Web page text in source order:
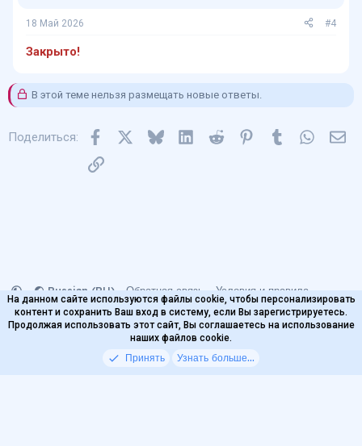
18 Май 2026 #4
Закрыто!
В этой теме нельзя размещать новые ответы.
Поделиться: Facebook Bluesky LinkedInReddit PinterestTumblr
Ссылка
Russian (RU) Обратная связь
Условия и правила
Политика конфиденциальности
Помощь
Главная
© 2020-2026
На данном сайте используются файлы cookie, чтобы персонализировать
контент и сохранить Ваш вход в систему, если Вы зарегистрируетесь.
Продолжая использовать этот сайт, Вы соглашаетесь на использование
наших файлов cookie.
Принять Узнать больше...